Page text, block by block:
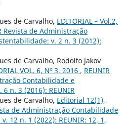
de Carvalho, EDITORIAL – Vol.2,
Revista de Administração
v. 2 n. 3 (2012):
de Carvalho, Rodolfo Jakov
VOL. 6, Nº 3, 2016 , REUNIR
Contabilidade e
n. 3 (2016): REUNIR
de Carvalho, Editorial 12(1),
de Administração Contabilidade
12 n. 1 (2022): REUNIR: 12, 1,